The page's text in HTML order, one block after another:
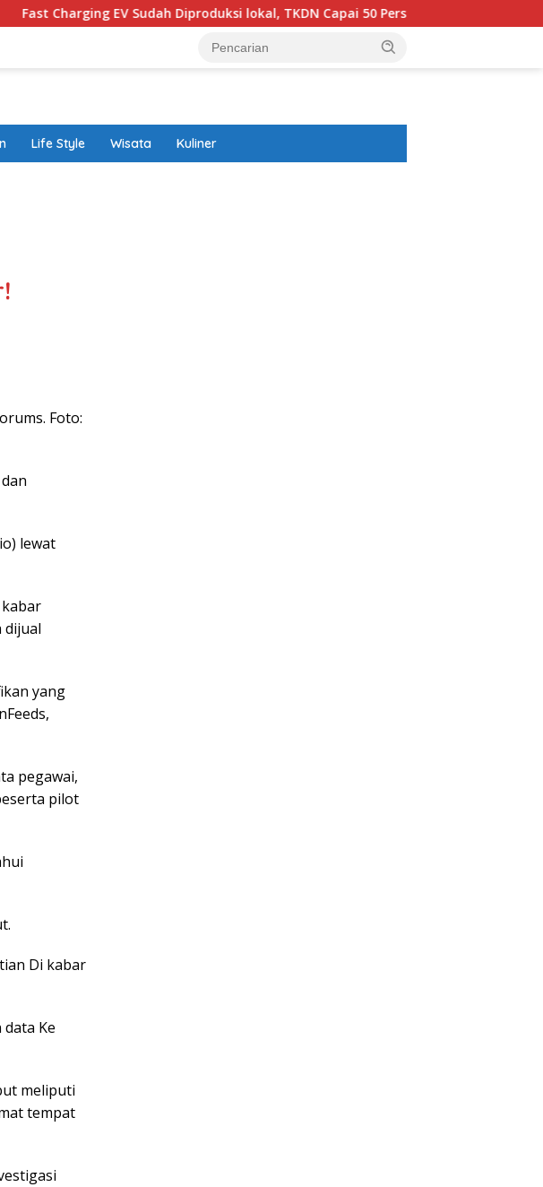
EV Sudah Diproduksi lokal, TKDN Capai 50 Persen Prabowo Akansegera
Life Style Wisata Kuliner
Foto:
lewat
dijual
yang
pegawai,
pilot
Di kabar
Ke
meliputi
tempat